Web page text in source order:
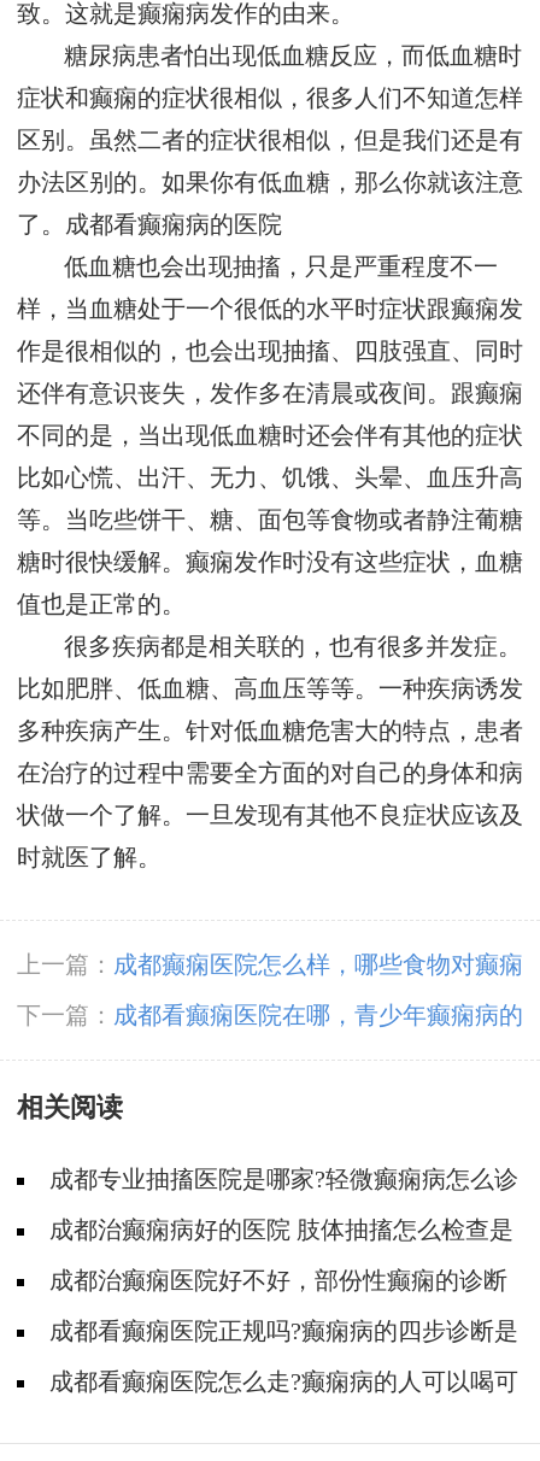
致。这就是癫痫病发作的由来。
糖尿病患者怕出现低血糖反应，而低血糖时
症状和癫痫的症状很相似，很多人们不知道怎样
区别。虽然二者的症状很相似，但是我们还是有
办法区别的。如果你有低血糖，那么你就该注意
了。 成都看癫痫病的医院
低血糖也会出现抽搐，只是严重程度不一
样，当血糖处于一个很低的水平时症状跟癫痫发
作是很相似的，也会出现抽搐、四肢强直、同时
还伴有意识丧失，发作多在清晨或夜间。跟癫痫
不同的是，当出现低血糖时还会伴有其他的症状
比如心慌、出汗、无力、饥饿、头晕、血压升高
等。当吃些饼干、糖、面包等食物或者静注葡糖
糖时很快缓解。癫痫发作时没有这些症状，血糖
值也是正常的。
很多疾病都是相关联的，也有很多并发症。
比如肥胖、低血糖、高血压等等。一种疾病诱发
多种疾病产生。针对低血糖危害大的特点，患者
在治疗的过程中需要全方面的对自己的身体和病
状做一个了解。一旦发现有其他不良症状应该及
时就医了解。
上一篇： 成都癫痫医院怎么样，哪些食物对癫痫
病的治疗有益?
下一篇： 成都看癫痫医院在哪，青少年癫痫病的
诊断标准是什么?
相关阅读
成都专业抽搐医院是哪家?轻微癫痫病怎么诊
断?成都治癫痫病好的医院 肢体抽搐怎么检查是
不是癫痫病?
成都治癫痫医院好不好，部份性癫痫的诊断
有哪些呢?
成都看癫痫医院正规吗?癫痫病的四步诊断是
什么?成都看癫痫医院怎么走?癫痫病的人可以喝可